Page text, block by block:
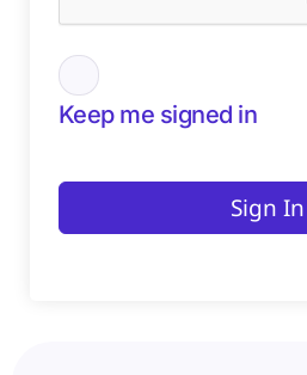
Keep me signed in
Sign In